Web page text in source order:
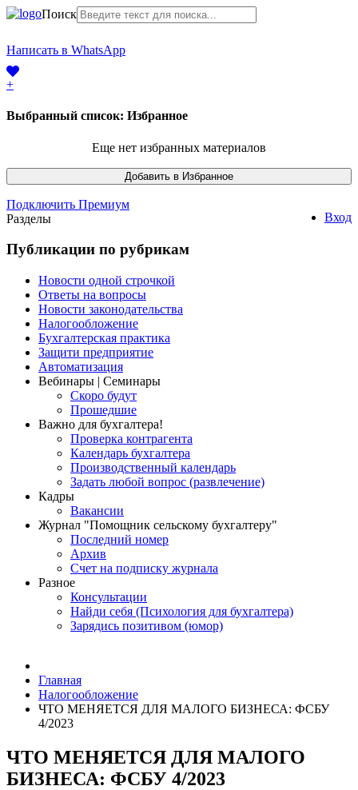
Поиск
Написать в WhatsApp
+
Выбранный список: Избранное
Еще нет избранных материалов
Подключить Премиум
Вход
Разделы
Публикации по рубрикам
Новости одной строчкой
Ответы на вопросы
Новости законодательства
Налогообложение
Бухгалтерская практика
Защити предприятие
Автоматизация
Вебинары | Семинары
Скоро будут
Прошедшие
Важно для бухгалтера!
Проверка контрагента
Календарь бухгалтера
Производственный календарь
Задать любой вопрос (развлечение)
Кадры
Вакансии
Журнал "Помощник сельскому бухгалтеру"
Последний номер
Архив
Счет на подписку журнала
Разное
Консультации
Найди себя (Психология для бухгалтера)
Зарядись позитивом (юмор)
Главная
Налогообложение
ЧТО МЕНЯЕТСЯ ДЛЯ МАЛОГО БИЗНЕСА: ФСБУ
4/2023
ЧТО МЕНЯЕТСЯ ДЛЯ МАЛОГО
БИЗНЕСА: ФСБУ 4/2023